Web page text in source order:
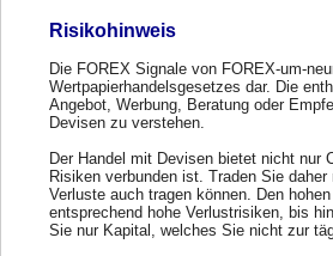
Risikohinweis
Die FOREX Signale von FOREX-um-
Wertpapierhandelsgesetzes dar. Die
Angebot, Werbung, Beratung oder
Devisen zu verstehen.
Der Handel mit Devisen bietet nicht nur
Risiken verbunden ist. Traden Sie
Verluste auch tragen können. Den
entsprechend hohe Verlustrisiken, bis
Sie nur Kapital, welches Sie nicht zur